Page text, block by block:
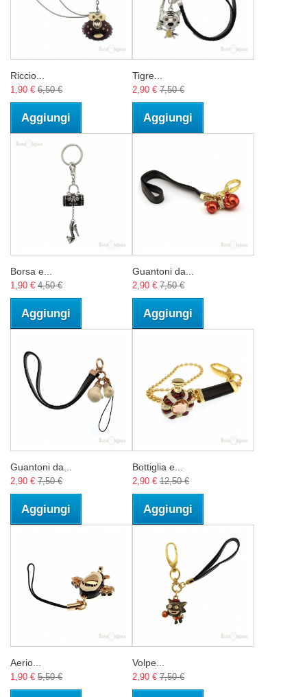
Riccio...
1,90 € 6,50 €
Aggiungi
Tigre...
2,90 € 7,50 €
Aggiungi
Borsa e...
1,90 € 4,50 €
Aggiungi
Guantoni da...
2,90 € 7,50 €
Aggiungi
Guantoni da...
2,90 € 7,50 €
Aggiungi
Bottiglia e...
2,90 € 12,50 €
Aggiungi
Aerio...
1,90 € 5,50 €
Volpe...
2,90 € 7,50 €